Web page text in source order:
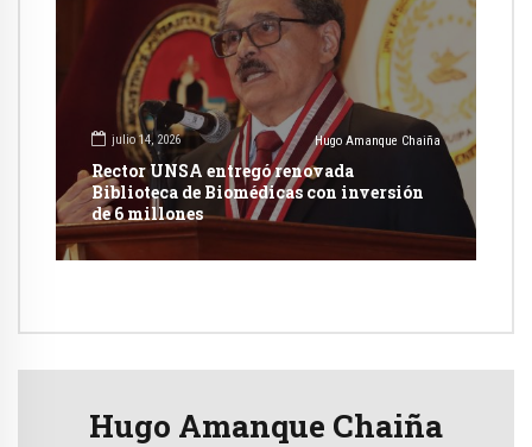
julio 14, 2026 Hugo Amanque Chaiña
Rector UNSA entregó renovada
Biblioteca de Biomédicas con inversión
de 6 millones
Hugo Amanque Chaiña